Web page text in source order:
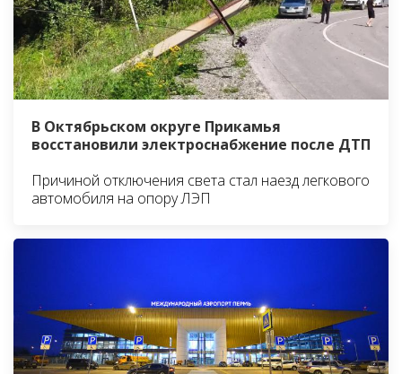
В Октябрьском округе Прикамья
восстановили электроснабжение после ДТП
Причиной отключения света стал наезд легкового
автомобиля на опору ЛЭП